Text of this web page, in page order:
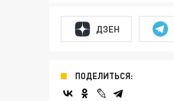
ДЗЕН
ПОДЕЛИТЬСЯ: